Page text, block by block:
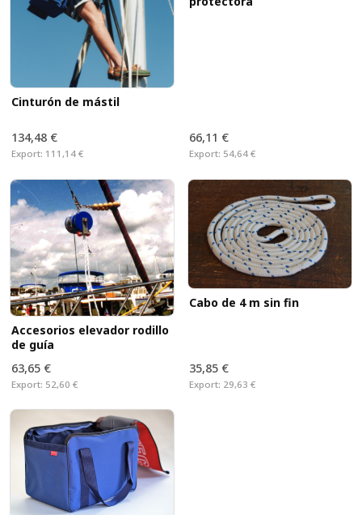
Cinturón de mástil
134,48 €
Export: 111,14 €
66,11 €
Export: 54,64 €
Accesorios elevador rodillo
de guía
63,65 €
Export: 52,60 €
Cabo de 4 m sin fin
35,85 €
Export: 29,63 €